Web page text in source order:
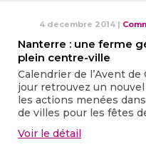
4 décembre 2014 |
Nanterre : une ferme
plein centre-ville
Calendrier de l’Avent de
jour retrouvez un
les actions menées
de villes pour les fêtes
Voir le détail